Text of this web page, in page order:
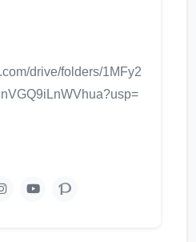
drive/folders/1MFy2